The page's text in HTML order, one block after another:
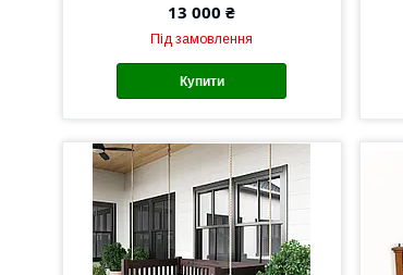
13 000 ₴
Під замовлення
Купити